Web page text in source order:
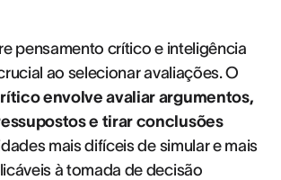
pensamento crítico e inteligência
ao selecionar avaliações. O
envolve avaliar argumentos,
e tirar conclusões
mais difíceis de simular e mais
à tomada de decisão